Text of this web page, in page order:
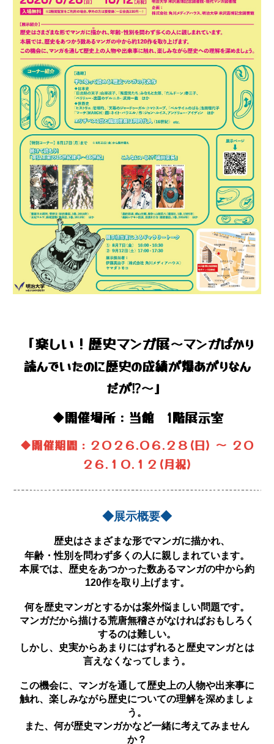
「楽しい！歴史マンガ展～マンガばかり
読んでいたのに歴史の成績が爆あがりなん
だが⁉～」
◆開催場所：当館 1階展示室
◆開催期間：２０２６.０６.２ ８ (日) ～ ２０
２６. １０.１ ２ (月祝)
◆展示概要◆
歴史はさまざまな形でマンガに描かれ、
年齢・性別を問わず多くの人に親しまれています。
本展では、歴史をあつかった数あるマンガの中から約
120作を取り上げます。
何を歴史マンガとするかは案外悩ましい問題です。
マンガだから描ける荒唐無稽さがなければおもしろく
するのは難しい。
しかし、史実からあまりにはずれると歴史マンガとは
言えなくなってしまう。
この機会に、マンガを通して歴史上の人物や出来事に
触れ、楽しみながら歴史についての理解を深めましょ
う。
また、何が歴史マンガかなど一緒に考えてみません
か？